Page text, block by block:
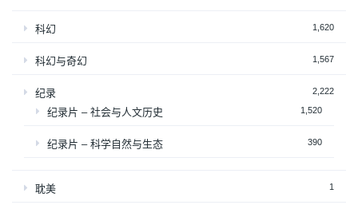
科幻 1,620
科幻与奇幻 1,567
纪录 2,222
纪录片 – 社会与人文历史 1,520
纪录片 – 科学自然与生态 390
耽美 1